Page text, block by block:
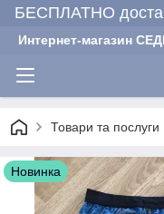
БЕСПЛАТНО
Интернет-магазин
Товари та послуги
Новинка